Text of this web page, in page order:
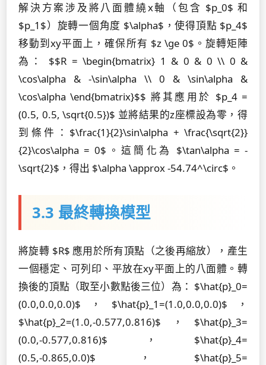
解決方案涉及將八面體繞x軸（包含 $p_0$ 和
$p_1$）旋轉一個角度 $\alpha$，使得頂點 $p_4$
移動到xy平面上，確保所有 $z \ge 0$。旋轉矩陣
為： $$R = \begin{bmatrix} 1 & 0 & 0 \\ 0 &
\cos\alpha & -\sin\alpha \\ 0 & \sin\alpha &
\cos\alpha \end{bmatrix}$$ 將其應用於 $p_4 =
(0.5, 0.5, \sqrt{0.5})$ 並將結果的z座標設為零，得
到條件：$\frac{1}{2}\sin\alpha + \frac{\sqrt{2}}
{2}\cos\alpha = 0$。這簡化為 $\tan\alpha = -
\sqrt{2}$，得出 $\alpha \approx -54.74^\circ$。
3.3 最終轉換模型
將旋轉 $R$ 應用於所有頂點（之後再縮放），產生
一個穩定、可列印、平放在xy平面上的八面體。轉
換後的頂點（取至小數點後三位）為： $\hat{p}_0=
(0.0,0.0,0.0)$，$\hat{p}_1=(1.0,0.0,0.0)$，
$\hat{p}_2=(1.0,-0.577,0.816)$，$\hat{p}_3=
(0.0,-0.577,0.816)$，$\hat{p}_4=
(0.5,-0.865,0.0)$，$\hat{p}_5=